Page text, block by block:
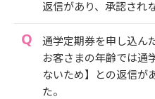
返信があり、承認され
通学定期券を申し込ん
お客さまの年齢では通
ないため】との返信が
た。